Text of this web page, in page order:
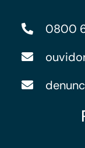
0800